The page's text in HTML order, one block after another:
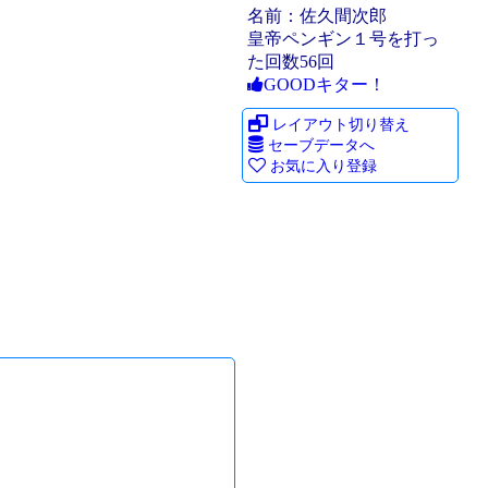
名前：佐久間次郎
皇帝ペンギン１号を打っ
た回数56回
GOODキター！
レイアウト切り替え
セーブデータへ
お気に入り登録